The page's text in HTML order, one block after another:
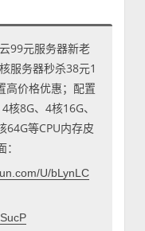
99元服务器新老
服务器秒杀38元1
高价格优惠；配置
8G、4核16G、
64G等CPU内存皮
U/bLynLC